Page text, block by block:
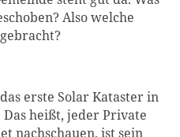
Also welche
erste Solar Kataster in
heißt, jeder Private
nachschauen, ist sein